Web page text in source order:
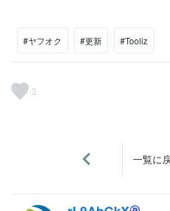
#ヤフオク #更新 #Tooliz
3
一覧に